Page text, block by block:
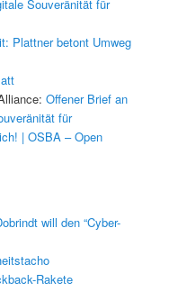
Souveränität für
Plattner betont Umweg
Offener Brief an
für
| OSBA – Open
will den “Cyber-
Rakete